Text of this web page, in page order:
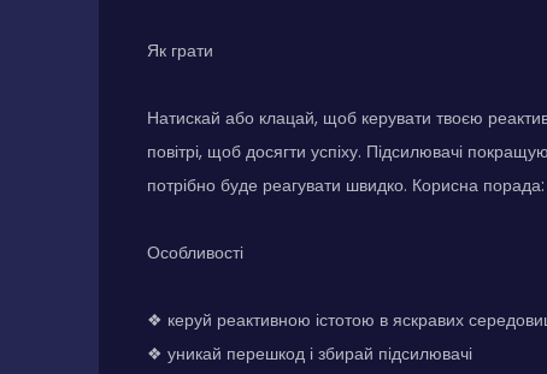
Як грати
Натискай або клацай, щоб керувати твоєю
повітрі, щоб досягти успіху. Підсилювачі
потрібно буде реагувати швидко. Корисна
Особливості
❖ керуй реактивною істотою в яскравих
❖ уникай перешкод і збирай підсилювачі